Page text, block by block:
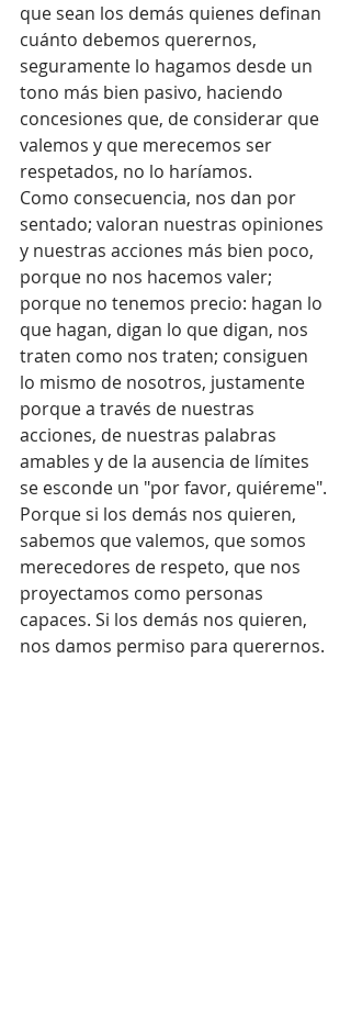
que sean los demás quienes definan
cuánto debemos querernos,
seguramente lo hagamos desde un
tono más bien pasivo, haciendo
concesiones que, de considerar que
valemos y que merecemos ser
respetados, no lo haríamos.
Como consecuencia, nos dan por
sentado; valoran nuestras opiniones
y nuestras acciones más bien poco,
porque no nos hacemos valer;
porque no tenemos precio: hagan lo
que hagan, digan lo que digan, nos
traten como nos traten; consiguen
lo mismo de nosotros, justamente
porque a través de nuestras
acciones, de nuestras palabras
amables y de la ausencia de límites
se esconde un "por favor, quiéreme".
Porque si los demás nos quieren,
sabemos que valemos, que somos
merecedores de respeto, que nos
proyectamos como personas
capaces. Si los demás nos quieren,
nos damos permiso para querernos.